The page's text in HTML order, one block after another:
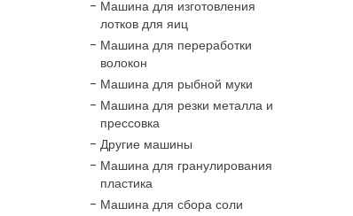
Машина для изготовления
лотков для яиц
Машина для переработки
волокон
Машина для рыбной муки
Машина для резки металла и
прессовка
Другие машины
Машина для гранулирования
пластика
Машина для сбора соли